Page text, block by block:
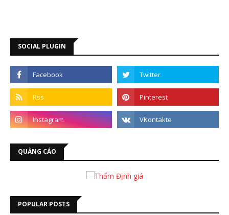
SOCIAL PLUGIN
QUẢNG CÁO
POPULAR POSTS